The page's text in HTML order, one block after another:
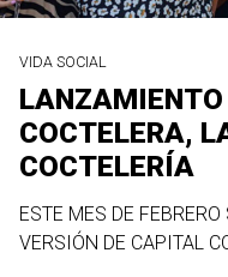
VIDA SOCIAL
COCTELERA,
COCTELERÍA
ESTE MES DE
VERSIÓN DE CAPITAL